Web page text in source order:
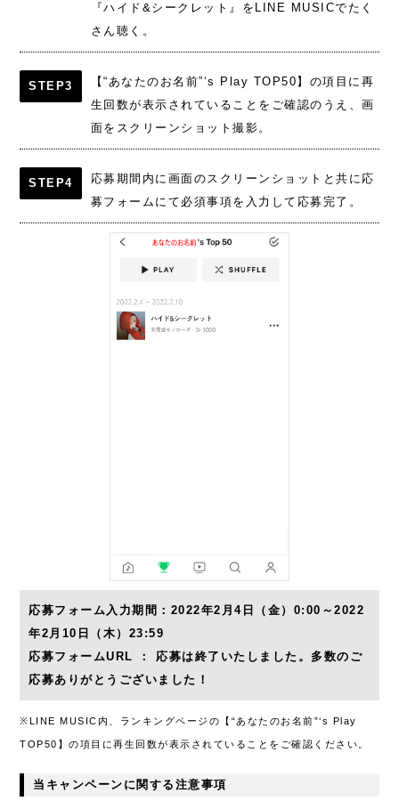
『ハイド&シークレット』をLINE MUSICでたく
さん聴く。
STEP3
【“あなたのお名前”‘s Play TOP50】の項目に再
生回数が表示されていることをご確認のうえ、画
面をスクリーンショット撮影。
STEP4
応募期間内に画面のスクリーンショットと共に応
募フォームにて必須事項を入力して応募完了。
応募フォーム入力期間：2022年2月4日（金）0:00～2022
年2月10日（木）23:59
応募フォームURL ： 応募は終了いたしました。多数のご
応募ありがとうございました！
※LINE MUSIC内、ランキングページの【“あなたのお名前”‘s Play
TOP50】の項目に再生回数が表示されていることをご確認ください。
当キャンペーンに関する注意事項